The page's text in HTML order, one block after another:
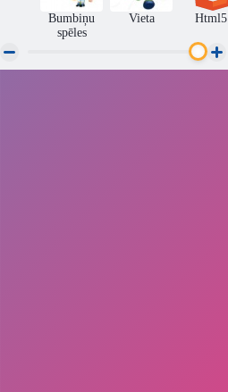
Bumbiņu
spēles
Vieta Html5